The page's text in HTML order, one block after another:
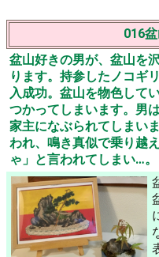
016
盆山好きの男が、盆山を
ります。持参したノコギ
入成功。盆山を物色して
つかってしまいます。男
家主になぶられてしまい
われ、鳴き真似で乗り越
ゃ」と言われてしまい…。